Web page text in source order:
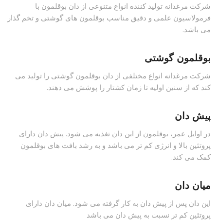
شرکت مرغدانه تولید کننده انواع متنوعی از دان بوقلمون با
فرمولاسیون علمی و دقیق مناسب بوقلمون های گوشتی و تخم گذار
می باشد.
بوقلمون گوشتی
شرکت مرغدانه انواع مختلفی از دان بوقلمون گوشتی را تولید می
کند که از سنین اولیه تا زمان کشتار را پوشش می دهند.
پیش دان
در اوایل عمر، بوقلمون از این دان تغذیه می شود. پیش دان دارای
پروتئین بالا و انرژی کم تر می باشد و به رشد بافت های بوقلمون
کمک می کند.
میان دان
این دان پس از پیش دان به کار گرفته می شود. میان دان دارای
پروتئین کم تر نسبت به پیش دان می باشد